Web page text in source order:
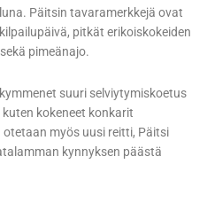
Päitsin tavaramerkkejä ovat
pitkät erikoiskokeiden
pimeänajo.
suuri selviytymiskoetus
kuten kokeneet konkarit
myös uusi reitti, Päitsi
kynnyksen päästä